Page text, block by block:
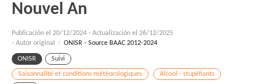
Nouvel An
Publicación el 20/12/2024 - Actualización el 26/12/2025
- Autor original : ONISR - Source BAAC 2012-2024
ONISR Suivi
Saisonnalité et conditions météorologiques
Alcool - stupéfiants